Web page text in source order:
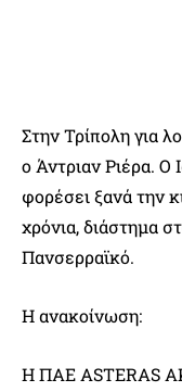
Στην Τρίπολη για
ο Άντριαν Ριέρα. Ο
φορέσει ξανά την
χρόνια, διάστημα
Πανσερραϊκό.
Η ανακοίνωση:
Η ΠΑΕ ASTERAS